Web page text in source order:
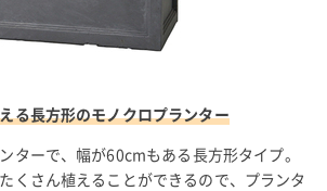
る長方形のモノクロプランター
ターで、幅が60cmもある長方形タイプ。
くさん植えることができるので、プランタ